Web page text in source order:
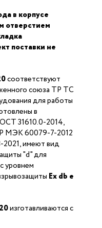
в корпусе
отверстием
поставки не
соответствуют
союза ТР ТС
для работы
в
31610.0-2014,
МЭК 60079-7-2012
имеют вид
"d" для
уровнем
Ехdb е
изготавливаются с